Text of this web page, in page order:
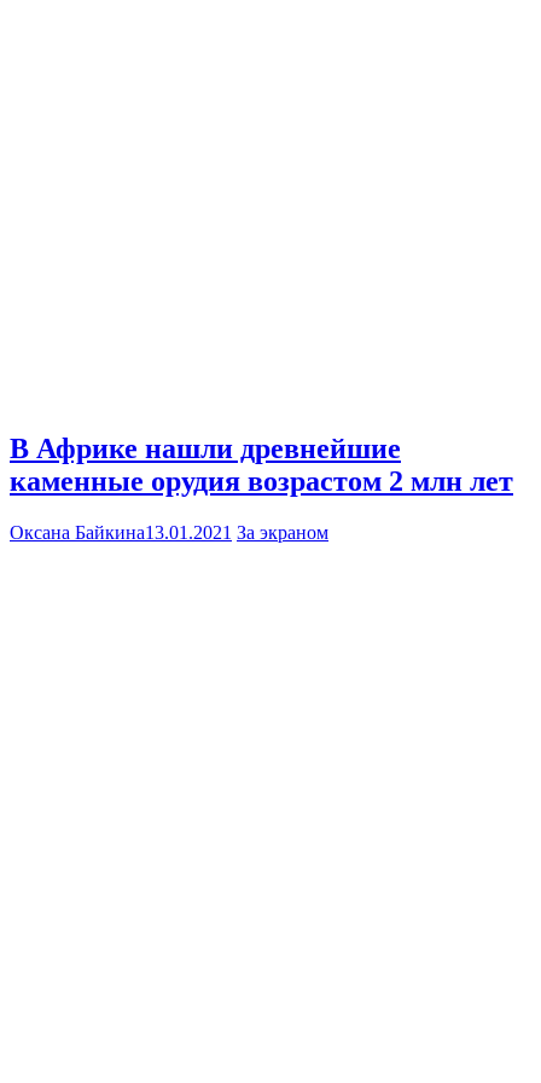
В Африке нашли древнейшие
каменные орудия возрастом 2 млн лет
Оксана Байкина13.01.2021 За экраном